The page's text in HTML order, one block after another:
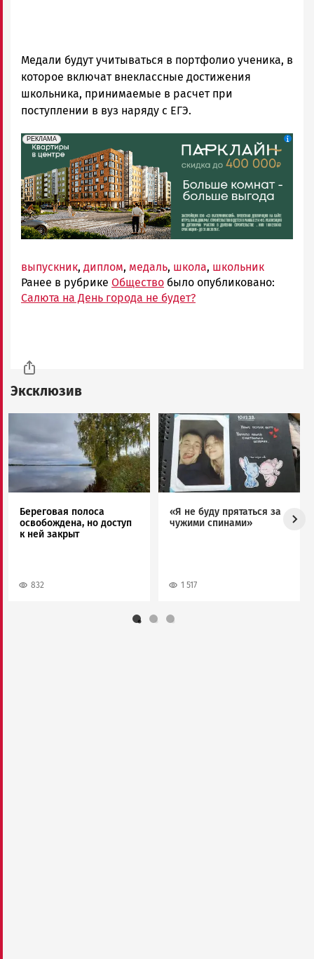
Медали будут учитываться в портфолио ученика, в
которое включат внеклассные достижения
школьника, принимаемые в расчет при
поступлении в вуз наряду с ЕГЭ.
erid: 2SDnjdeSPnB
РЕКЛАМА
Реклама
выпускник, диплом, медаль, школа, школьник
Ранее в рубрике Общество было опубликовано:
Салюта на День города не будет?
Эксклюзив
Береговая полоса
освобождена, но доступ
к ней закрыт
832
Image
«Я не буду прятаться за
чужими спинами»
1 517